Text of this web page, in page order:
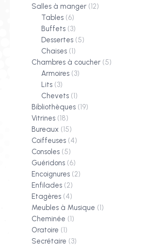
Salles à manger (12)
Tables (6)
Buffets (3)
Dessertes (5)
Chaises (1)
Chambres à coucher (5)
Armoires (3)
Lits (3)
Chevets (1)
Bibliothèques (19)
Vitrines (18)
Bureaux (15)
Coiffeuses (4)
Consoles (5)
Guéridons (6)
Encoignures (2)
Enfilades (2)
Etagères (4)
Meubles à Musique (1)
Cheminée (1)
Oratoire (1)
Secrétaire (3)